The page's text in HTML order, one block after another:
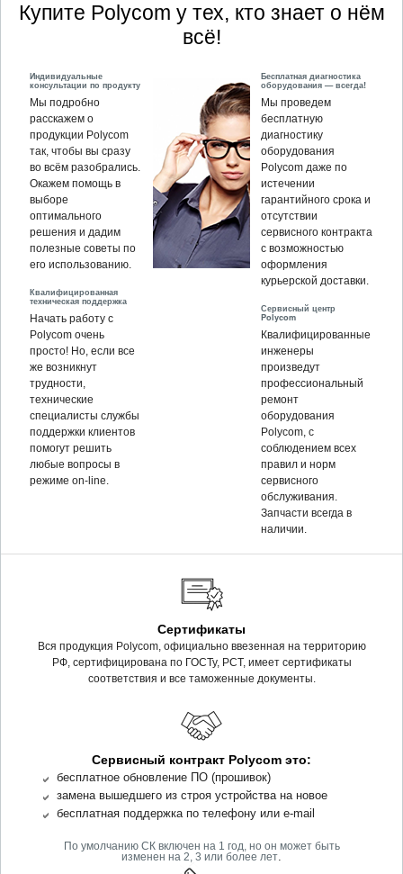
Купите Polycom у тех, кто знает о нём
всё!
Индивидуальные
консультации по продукту
Мы подробно
расскажем о
продукции Polycom
так, чтобы вы сразу
во всём разобрались.
Окажем помощь в
выборе
оптимального
решения и дадим
полезные советы по
его использованию.
Квалифицированная
техническая поддержка
Начать работу с
Polycom очень
просто! Но, если все
же возникнут
трудности,
технические
специалисты службы
поддержки клиентов
помогут решить
любые вопросы в
режиме on-line.
Бесплатная диагностика
оборудования — всегда!
Мы проведем
бесплатную
диагностику
оборудования
Polycom даже по
истечении
гарантийного срока и
отсутствии
сервисного контракта
с возможностью
оформления
курьерской доставки.
Сервисный центр
Polycom
Квалифицированные
инженеры
произведут
профессиональный
ремонт
оборудования
Polycom, c
соблюдением всех
правил и норм
сервисного
обслуживания.
Запчасти всегда в
наличии.
Сертификаты
Вся продукция Polycom, официально ввезенная на территорию
РФ, сертифицирована по ГОСТу, РСТ, имеет сертификаты
соответствия и все таможенные документы.
Сервисный контракт Polycom это:
бесплатное обновление ПО (прошивок)
замена вышедшего из строя устройства на новое
бесплатная поддержка по телефону или e-mail
По умолчанию СК включен на 1 год, но он может быть
изменен на 2, 3 или более лет.